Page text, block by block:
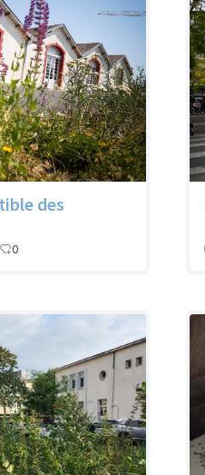
des
0